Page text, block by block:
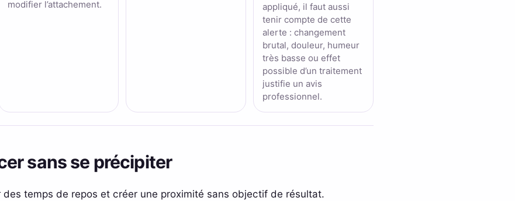
modifier l’attachement.
appliqué, il faut aussi
tenir compte de cette
alerte : changement
brutal, douleur, humeur
très basse ou effet
possible d’un traitement
justifie un avis
professionnel.
sans se précipiter
temps de repos et créer une proximité sans objectif de résultat.